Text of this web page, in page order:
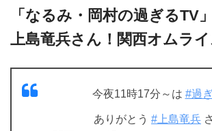
「なるみ・岡村の過ぎるTV
上島竜兵さん！関西オムラ
今夜11時17分～は #過
ありがとう #上島竜兵